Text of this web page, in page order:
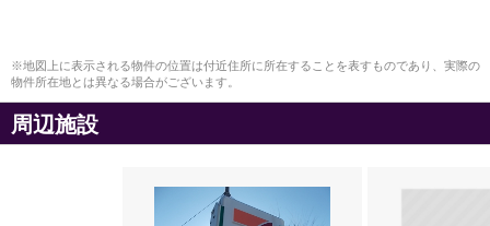
※地図上に表示される物件の位置は付近住所に所在することを表すものであり、実際の
物件所在地とは異なる場合がございます。
周辺施設